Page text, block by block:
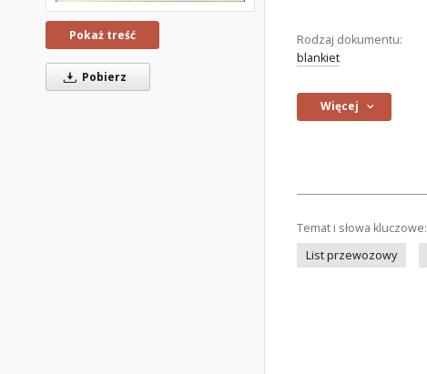
Pokaż treść
Pobierz
Rodzaj dokumentu:
blankiet
Więcej
Temat i słowa kluczowe:
List przewozowy